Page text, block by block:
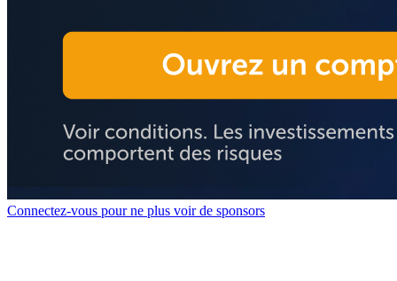
Connectez-vous pour ne plus voir de sponsors